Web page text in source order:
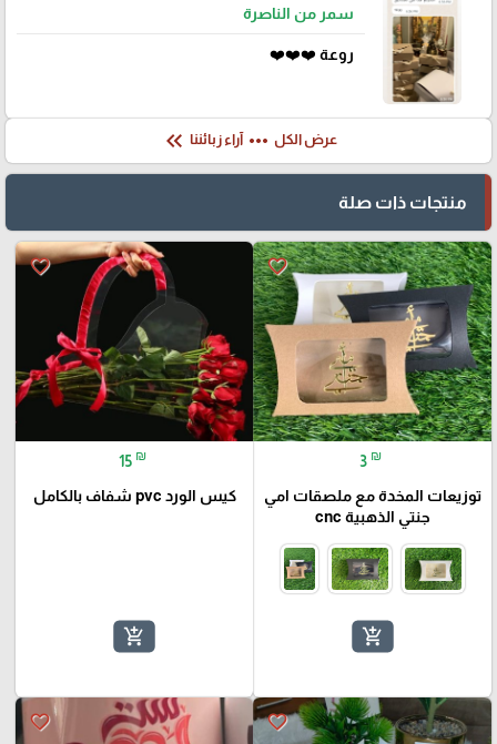
سمر من الناصرة
روعة ❤️❤️❤️
عرض الكل more_horiz آراء زبائننا keyboard_double_arrow_left
منتجات ذات صلة
favorite_border
3 ₪
توزيعات المخدة مع ملصقات امي
جنتي الذهبية cnc
add_shopping_cart
favorite_border
15 ₪
كيس الورد pvc شفاف بالكامل
add_shopping_cart
favorite_border
favorite_border